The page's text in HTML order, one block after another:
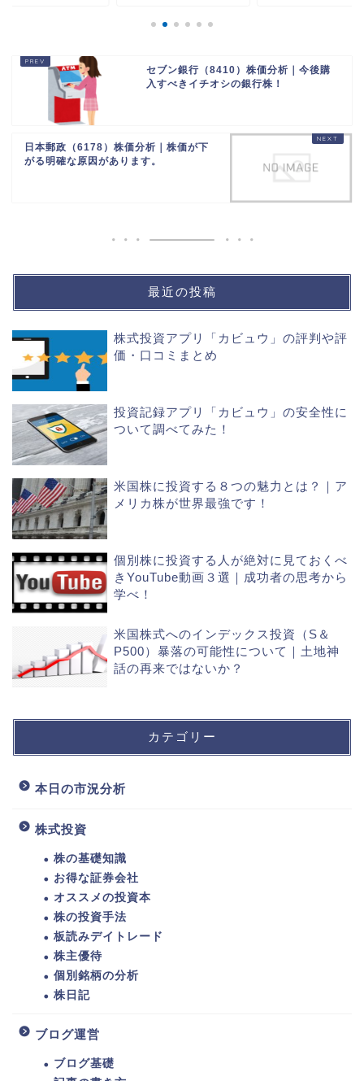
セブン銀行（8410）株価分析｜今後購
入すべきイチオシの銀行株！
日本郵政（6178）株価分析｜株価が下
がる明確な原因があります。
最近の投稿
株式投資アプリ「カビュウ」の評判や評
価・口コミまとめ
投資記録アプリ「カビュウ」の安全性に
ついて調べてみた！
米国株に投資する８つの魅力とは？｜ア
メリカ株が世界最強です！
個別株に投資する人が絶対に見ておくべ
きYouTube動画３選｜成功者の思考から
学べ！
米国株式へのインデックス投資（S＆
P500）暴落の可能性について｜土地神
話の再来ではないか？
カテゴリー
本日の市況分析
株式投資
株の基礎知識
お得な証券会社
オススメの投資本
株の投資手法
板読みデイトレード
株主優待
個別銘柄の分析
株日記
ブログ運営
ブログ基礎